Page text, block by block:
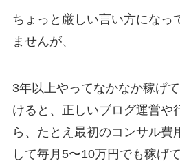
ちょっと厳しい言い方になっ
ませんが、
3年以上やってなかなか稼げ
けると、正しいブログ運営や
ら、たとえ最初のコンサル費
して毎月5〜10万円でも稼げ